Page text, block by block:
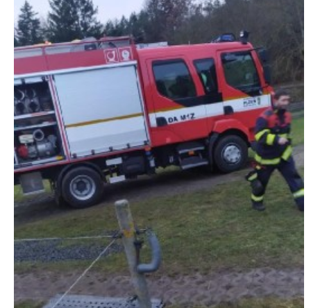
PREVENCE
SYMBOLY
INFORMACE